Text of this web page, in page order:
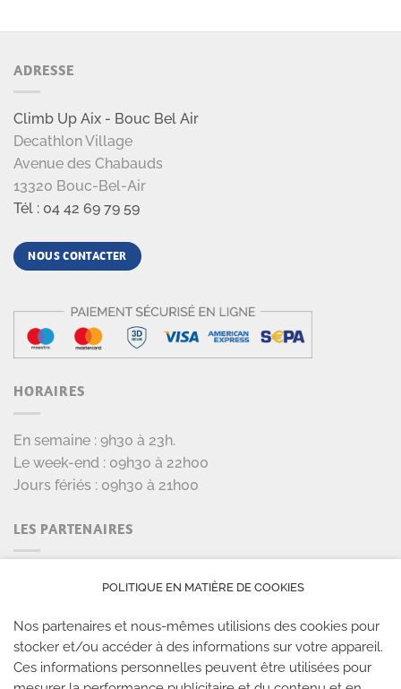
ADRESSE
Climb Up Aix - Bouc Bel Air
Decathlon Village
Avenue des Chabauds
13320 Bouc-Bel-Air
Tél : 04 42 69 79 59
NOUS CONTACTER
HORAIRES
En semaine : 9h30 à 23h.
Le week-end : 09h30 à 22h00
Jours fériés : 09h30 à 21h00
LES PARTENAIRES
POLITIQUE EN MATIÈRE DE COOKIES
Nos partenaires et nous-mêmes utilisions des cookies pour
stocker et/ou accéder à des informations sur votre appareil.
Ces informations personnelles peuvent être utilisées pour